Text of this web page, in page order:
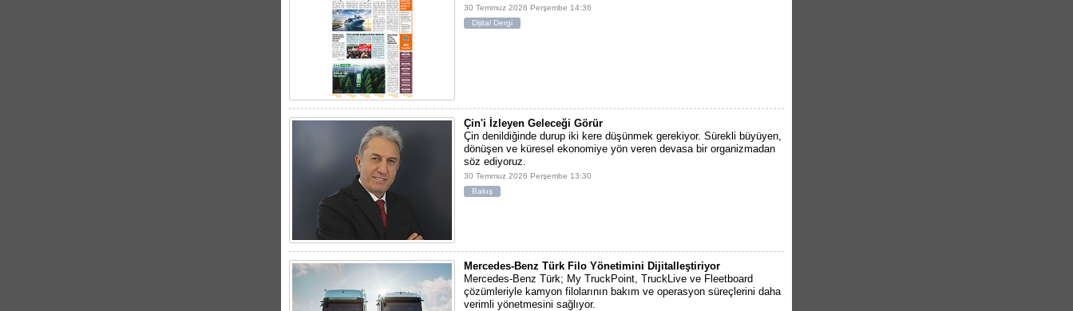
30 Temmuz 2026 Perşembe 14:36
Dijital Dergi
Çin'i İzleyen Geleceği Görür
Çin denildiğinde durup iki kere düşünmek gerekiyor. Sürekli büyüyen,
dönüşen ve küresel ekonomiye yön veren devasa bir organizmadan
söz ediyoruz.
30 Temmuz 2026 Perşembe 13:30
Bakış
Mercedes-Benz Türk Filo Yönetimini Dijitalleştiriyor
Mercedes-Benz Türk; My TruckPoint, TruckLive ve Fleetboard
çözümleriyle kamyon filolarının bakım ve operasyon süreçlerini daha
verimli yönetmesini sağlıyor.